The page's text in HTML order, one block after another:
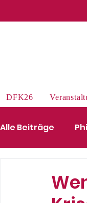
DFK26
Alle Beiträge